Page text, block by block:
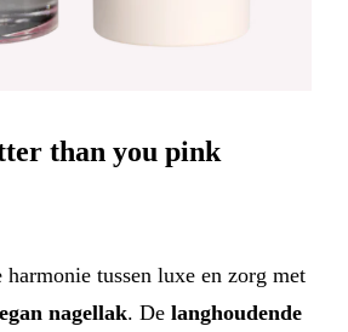
than you pink
harmonie tussen luxe en zorg met
nagellak. De langhoudende